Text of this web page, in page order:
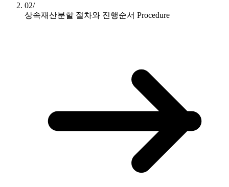
02/
상속재산분할 절차와 진행순서 Procedure